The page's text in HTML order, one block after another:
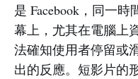
是 Facebook，同一
幕上，尤其在電腦上
法確知使用者停留或
出的反應。短影片的